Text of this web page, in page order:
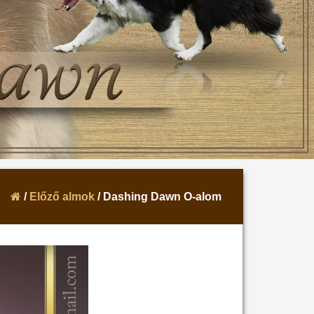
/ Előző almok/ Dashing Dawn O-alom